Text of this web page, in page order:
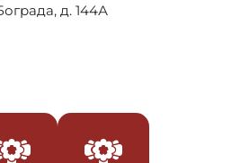
д. 144А